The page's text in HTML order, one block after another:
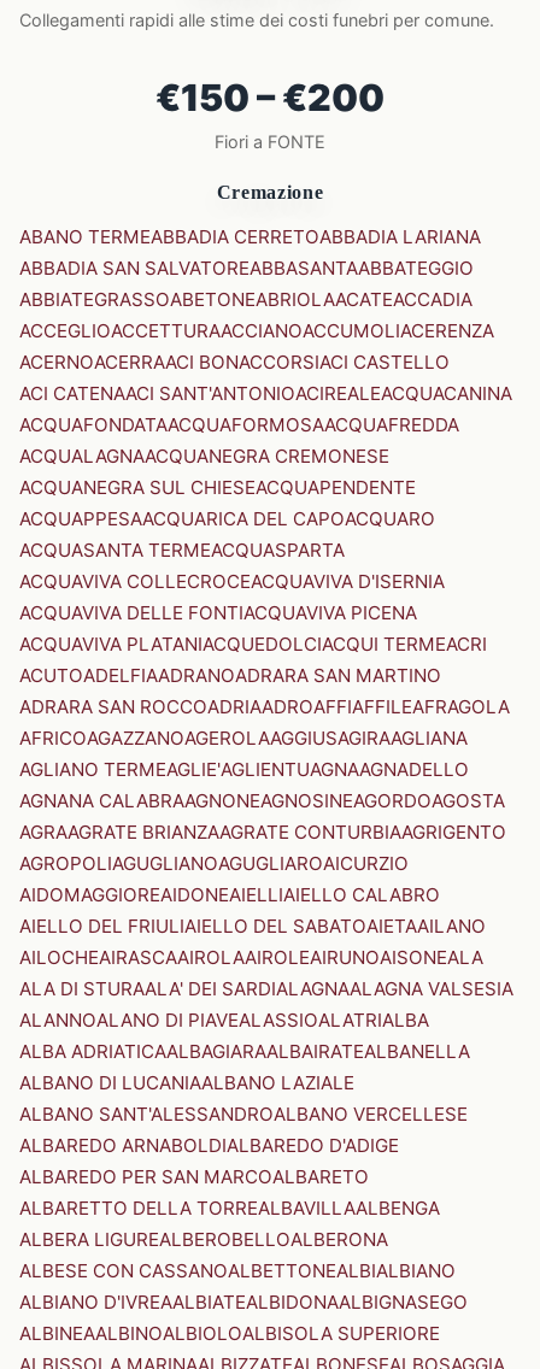
Collegamenti rapidi alle stime dei costi funebri per comune.
€150 – €200
Fiori a FONTE
Cremazione
ABANO TERMEABBADIA CERRETOABBADIA LARIANA
ABBADIA SAN SALVATOREABBASANTAABBATEGGIO
ABBIATEGRASSOABETONEABRIOLAACATEACCADIA
ACCEGLIOACCETTURAACCIANOACCUMOLIACERENZA
ACERNOACERRAACI BONACCORSIACI CASTELLO
ACI CATENAACI SANT'ANTONIOACIREALEACQUACANINA
ACQUAFONDATAACQUAFORMOSAACQUAFREDDA
ACQUALAGNAACQUANEGRA CREMONESE
ACQUANEGRA SUL CHIESEACQUAPENDENTE
ACQUAPPESAACQUARICA DEL CAPOACQUARO
ACQUASANTA TERMEACQUASPARTA
ACQUAVIVA COLLECROCEACQUAVIVA D'ISERNIA
ACQUAVIVA DELLE FONTIACQUAVIVA PICENA
ACQUAVIVA PLATANIACQUEDOLCIACQUI TERMEACRI
ACUTOADELFIAADRANOADRARA SAN MARTINO
ADRARA SAN ROCCOADRIAADROAFFIAFFILEAFRAGOLA
AFRICOAGAZZANOAGEROLAAGGIUSAGIRAAGLIANA
AGLIANO TERMEAGLIE'AGLIENTUAGNAAGNADELLO
AGNANA CALABRAAGNONEAGNOSINEAGORDOAGOSTA
AGRAAGRATE BRIANZAAGRATE CONTURBIAAGRIGENTO
AGROPOLIAGUGLIANOAGUGLIAROAICURZIO
AIDOMAGGIOREAIDONEAIELLIAIELLO CALABRO
AIELLO DEL FRIULIAIELLO DEL SABATOAIETAAILANO
AILOCHEAIRASCAAIROLAAIROLEAIRUNOAISONEALA
ALA DI STURAALA' DEI SARDIALAGNAALAGNA VALSESIA
ALANNOALANO DI PIAVEALASSIOALATRIALBA
ALBA ADRIATICAALBAGIARAALBAIRATEALBANELLA
ALBANO DI LUCANIAALBANO LAZIALE
ALBANO SANT'ALESSANDROALBANO VERCELLESE
ALBAREDO ARNABOLDIALBAREDO D'ADIGE
ALBAREDO PER SAN MARCOALBARETO
ALBARETTO DELLA TORREALBAVILLAALBENGA
ALBERA LIGUREALBEROBELLOALBERONA
ALBESE CON CASSANOALBETTONEALBIALBIANO
ALBIANO D'IVREAALBIATEALBIDONAALBIGNASEGO
ALBINEAALBINOALBIOLOALBISOLA SUPERIORE